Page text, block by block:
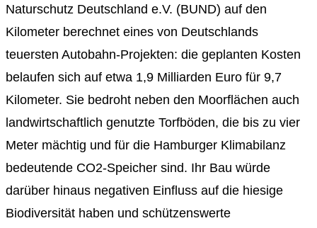
Naturschutz Deutschland e.V. (BUND) auf den
Kilometer berechnet eines von Deutschlands
teuersten Autobahn-Projekten: die geplanten Kosten
belaufen sich auf etwa 1,9 Milliarden Euro für 9,7
Kilometer. Sie bedroht neben den Moorflächen auch
landwirtschaftlich genutzte Torfböden, die bis zu vier
Meter mächtig und für die Hamburger Klimabilanz
bedeutende CO2-Speicher sind. Ihr Bau würde
darüber hinaus negativen Einfluss auf die hiesige
Biodiversität haben und schützenswerte